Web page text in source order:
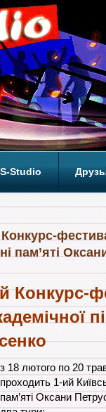
Studio
пам’яті
Конкурс-
з 18 лютого по 20
проходить 1-ий
пам’яті Оксани